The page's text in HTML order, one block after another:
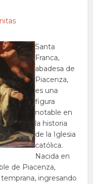
Santa
Franca,
abadesa de
Piacenza,
es una
figura
notable en
la historia
de la Iglesia
católica.
Nacida en
de Piacenza,
ingresando